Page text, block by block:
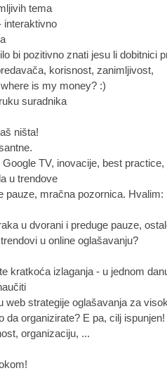
tema
interaktivno
bi pozitivno znati jesu li dobitnici
korisnost, zanimljivost,
is my money? :)
suradnika
ništa!
TV, inovacije, best practice,
u trendove
pauze, mračna pozornica. Hvalim:
u dvorani i preduge pauze,
u online oglašavanju?
kratkoća izlaganja - u jednom
web strategije oglašavanja za
da organizirate? E pa, cilj ispunjen!
organizaciju, ...